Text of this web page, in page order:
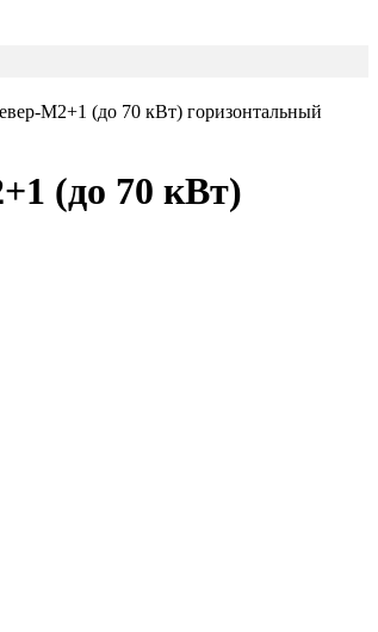
М2+1 (до 70 кВт) горизонтальный
(до 70 кВт)